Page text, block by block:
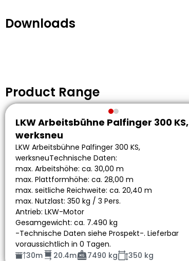
Downloads
Product Range
LKW Arbeitsbühne Palfinger 300 KS,
werksneu
LKW Arbeitsbühne Palfinger 300 KS,
werksneuTechnische Daten:
max. Arbeitshöhe: ca. 30,00 m
max. Plattformhöhe: ca. 28,00 m
max. seitliche Reichweite: ca. 20,40 m
max. Nutzlast: 350 kg / 3 Pers.
Antrieb: LKW-Motor
Gesamgewicht: ca. 7.490 kg
-Technische Daten siehe Prospekt-. Lieferbar
voraussichtlich in 0 Tagen.
30m
20.4m 7490 kg 350 kg